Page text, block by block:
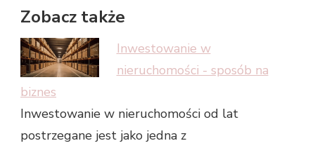
Zobacz także
Inwestowanie w
nieruchomości - sposób na
biznes
Inwestowanie w nieruchomości od lat
postrzegane jest jako jedna z